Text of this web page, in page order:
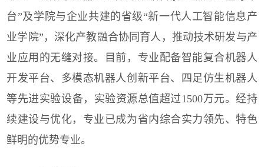
台”及学院与企业共建的省级“新一代人工智能信息产
业学院”，深化产教融合协同育人，推动技术研发与产
业应用的无缝对接。目前，专业配备智能复合机器人
开发平台、多模态机器人创新平台、四足仿生机器人
等先进实验设备，实验资源总值超过1500万元。经持
续建设与优化，专业已成为省内综合实力领先、特色
鲜明的优势专业。